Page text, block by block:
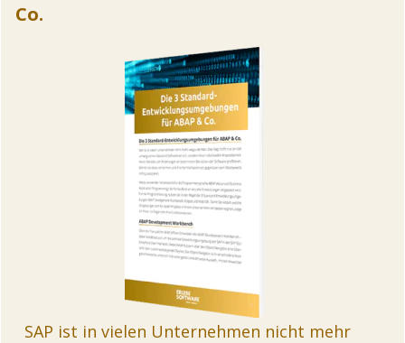
Co.
SAP ist in vielen Unternehmen nicht mehr